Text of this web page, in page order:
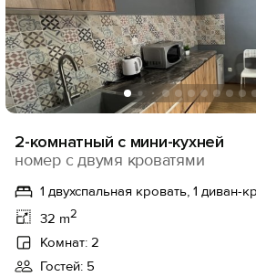
2-комнатный с мини-кухней
номер с двумя кроватями
1 двухспальная кровать, 1 диван-
32 m2
Комнат: 2
Гостей: 5